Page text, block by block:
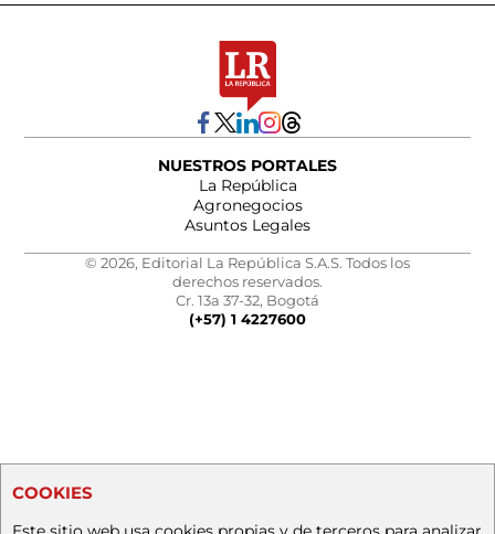
NUESTROS PORTALES
La República
Agronegocios
Asuntos Legales
© 2026, Editorial La República S.A.S. Todos los
derechos reservados.
Cr. 13a 37-32, Bogotá
(+57) 1 4227600
COOKIES